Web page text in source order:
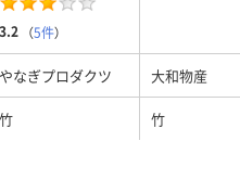
3.2 （5件）
やなぎプロダクツ 大和物産
竹 竹